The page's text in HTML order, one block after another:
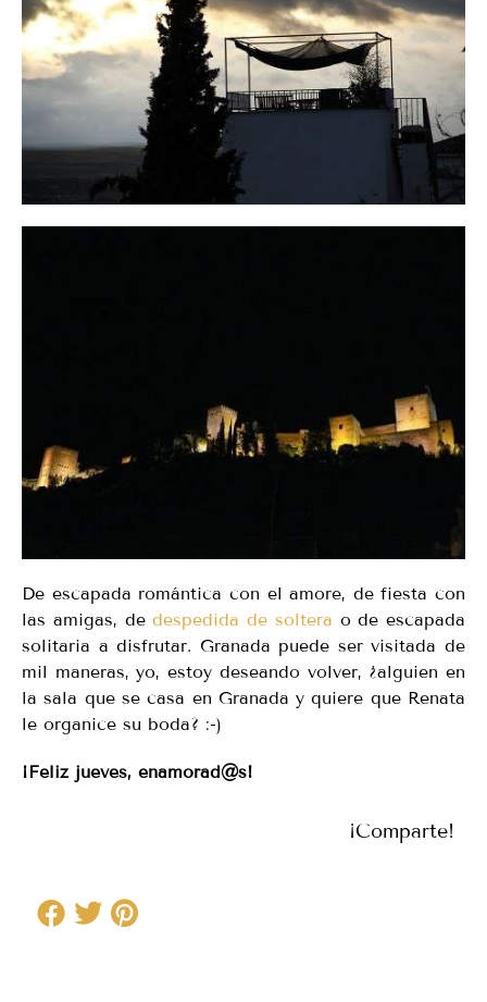
De escapada romántica con el amore, de fiesta con
las amigas, dedespedida de soltera o de escapada
solitaria a disfrutar. Granada puede ser visitada de
mil maneras, yo, estoy deseando volver, ¿alguien en
la sala que se casa en Granada y quiere que Renata
le organice su boda? :-)
¡Feliz jueves, enamorad@s!
¡Comparte!